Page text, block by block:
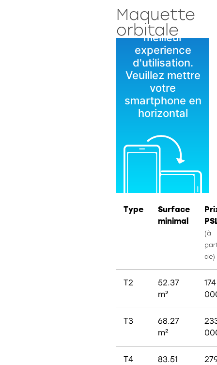
Maquette
orbitale
Type
Surface
minimal
(à
de)
T2
52.37
m²
174
T3
68.27
m²
T4
83.51